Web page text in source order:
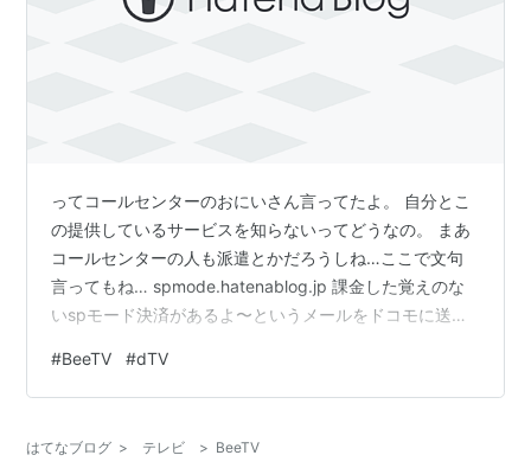
ってコールセンターのおにいさん言ってたよ。 自分とこ
の提供しているサービスを知らないってどうなの。 まあ
コールセンターの人も派遣とかだろうしね…ここで文句
言ってもね… spmode.hatenablog.jp 課金した覚えのな
いspモード決済があるよ〜というメールをドコモに送っ
がかいてあり、詳しいことは151の番号にかけてね〜とい
う内容でした。 いやもう明細の確認はしてるんだけど
せしてるんだけどな～と思いつつ151にかけました。 12
#BeeTV #dTV
はてなブログ > テレビ > BeeTV